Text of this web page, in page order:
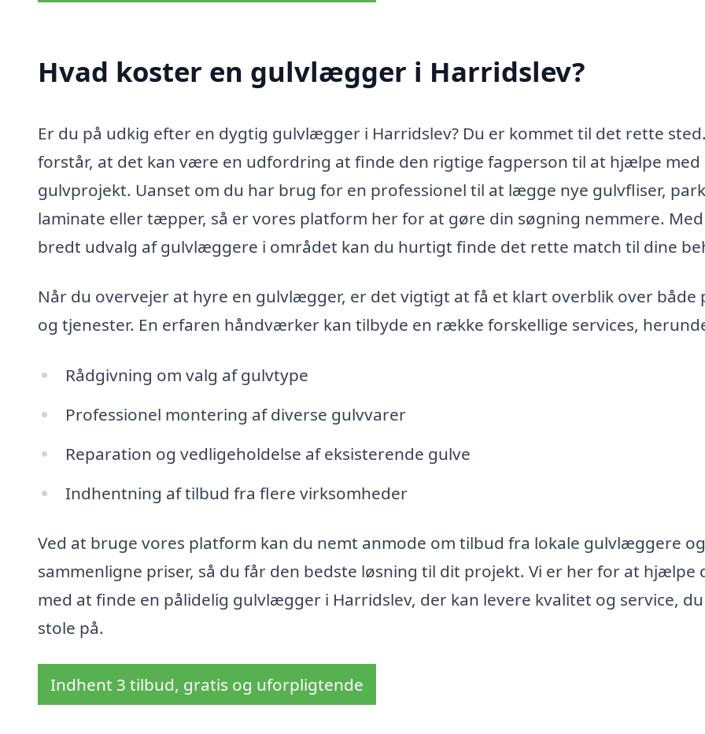
Hvad koster en gulvlægger i Harridslev?
Er du på udkig efter en dygtig gulvlægger i Harridslev? Du er kommet til det rette
forstår, at det kan være en udfordring at finde den rigtige fagperson til at hjælpe med
gulvprojekt. Uanset om du har brug for en professionel til at lægge nye gulvfliser,
laminate eller tæpper, så er vores platform her for at gøre din søgning nemmere.
bredt udvalg af gulvlæggere i området kan du hurtigt finde det rette match til dine
Når du overvejer at hyre en gulvlægger, er det vigtigt at få et klart overblik over både
og tjenester. En erfaren håndværker kan tilbyde en række forskellige services,
Rådgivning om valg af gulvtype
Professionel montering af diverse gulvvarer
Reparation og vedligeholdelse af eksisterende gulve
Indhentning af tilbud fra flere virksomheder
Ved at bruge vores platform kan du nemt anmode om tilbud fra lokale gulvlæggere og
sammenligne priser, så du får den bedste løsning til dit projekt. Vi er her for at hjælpe
med at finde en pålidelig gulvlægger i Harridslev, der kan levere kvalitet og service,
stole på.
Indhent 3 tilbud, gratis og uforpligtende